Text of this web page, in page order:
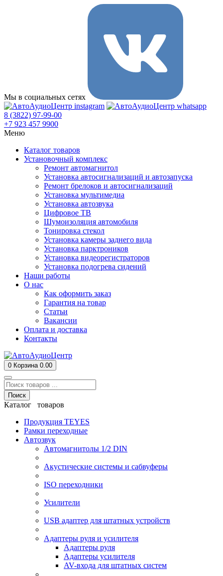
Мы в социальных сетях
8 (3822) 97-99-00
+7 923 457 9900
Меню
Каталог товаров
Установочный комплекс
Ремонт автомагнитол
Установка автосигнализаций и автозапуска
Ремонт брелоков и автосигнализаций
Установка мультимедиа
Установка автозвука
Цифровое ТВ
Шумоизоляция автомобиля
Тонировка стекол
Установка камеры заднего вида
Установка парктроников
Установка видеорегистраторов
Установка подогрева сидений
Наши работы
О нас
Как оформить заказ
Гарантия на товар
Статьи
Вакансии
Оплата и доставка
Контакты
0 Корзина 0.00
Поиск
Каталог товаров
Продукция TEYES
Рамки переходные
Автозвук
Автомагнитолы 1/2 DIN
Акустические системы и сабвуферы
ISO переходники
Усилители
USB адаптер для штатных устройств
Адаптеры руля и усилителя
Адаптеры руля
Адаптеры усилителя
AV-входа для штатных систем